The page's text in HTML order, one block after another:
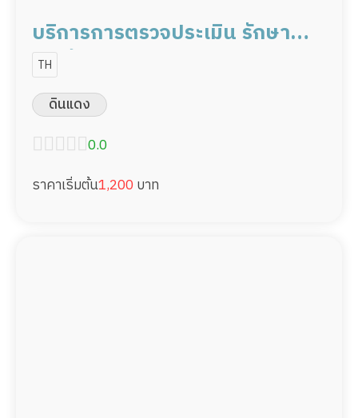
บริการการตรวจประเมิน รักษา
และฟื้นฟูด้วยวิธีการทาง
กายภาพบำบัด
TH
ดินแดง
0.0
ราคาเริ่มต้น1,200 บาท